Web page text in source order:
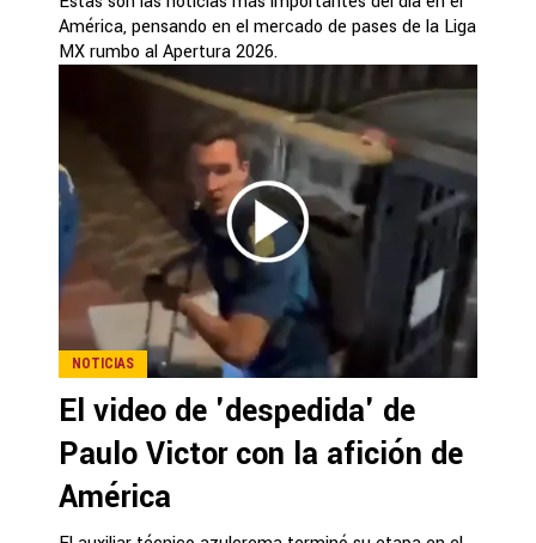
América, pensando en el mercado de pases de la Liga
MX rumbo al Apertura 2026.
NOTICIAS
El video de 'despedida' de
Paulo Victor con la afición de
América